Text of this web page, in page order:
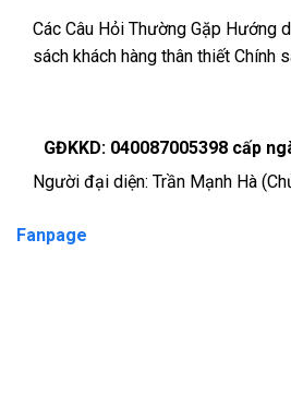
Các Câu Hỏi Thường Gặp Hướng
sách khách hàng thân thiết Chính
GĐKKD: 040087005398 cấp
Người đại diện: Trần Mạnh Hà
Fanpage